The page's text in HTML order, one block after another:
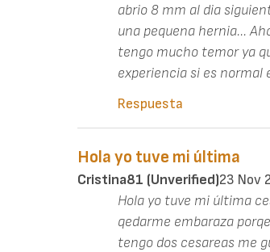
abrio 8 mm al dia
una pequena hernia...
tengo mucho temor ya
experiencia si es normal
Respuesta
Hola yo tuve mi última
Cristina81 (unverified)23 Nov
Hola yo tuve mi última
qedarme embaraza
tengo dos cesareas me